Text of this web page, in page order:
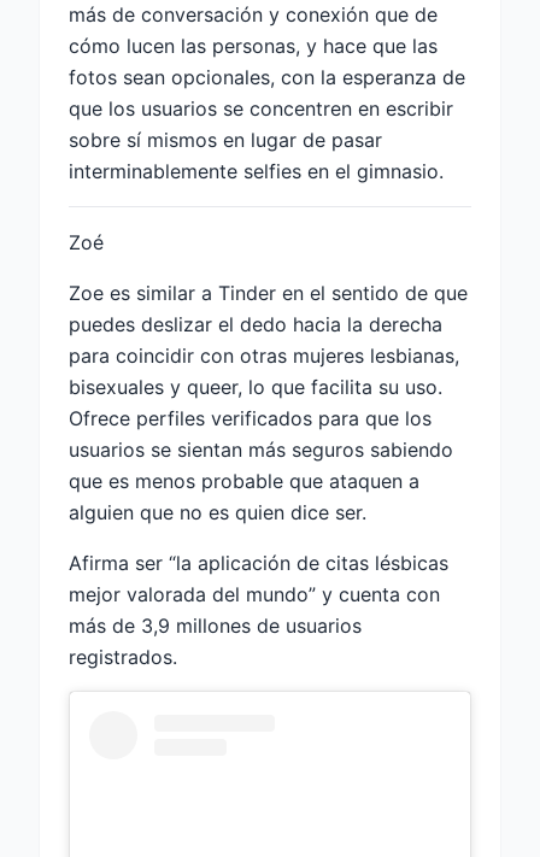
más de conversación y conexión que de
cómo lucen las personas, y hace que las
fotos sean opcionales, con la esperanza de
que los usuarios se concentren en escribir
sobre sí mismos en lugar de pasar
interminablemente selfies en el gimnasio.
Zoé
Zoe es similar a Tinder en el sentido de que
puedes deslizar el dedo hacia la derecha
para coincidir con otras mujeres lesbianas,
bisexuales y queer, lo que facilita su uso.
Ofrece perfiles verificados para que los
usuarios se sientan más seguros sabiendo
que es menos probable que ataquen a
alguien que no es quien dice ser.
Afirma ser “la aplicación de citas lésbicas
mejor valorada del mundo” y cuenta con
más de 3,9 millones de usuarios
registrados.